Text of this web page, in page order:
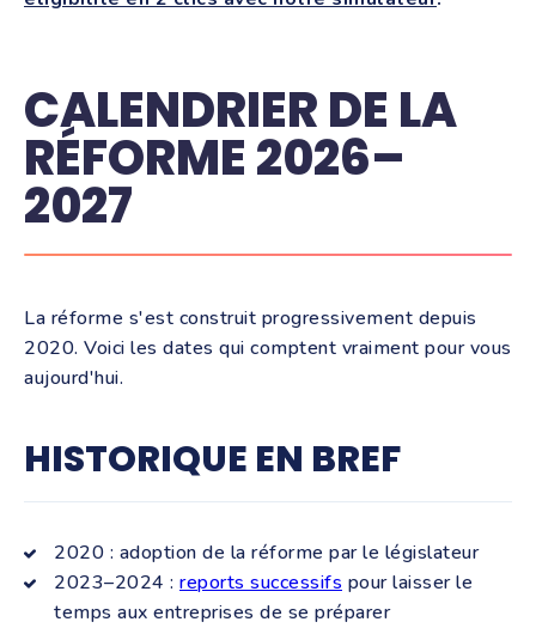
CALENDRIER DE LA
RÉFORME 2026–
2027
La réforme s'est construit progressivement depuis
2020. Voici les dates qui comptent vraiment pour vous
aujourd'hui.
HISTORIQUE EN BREF
2020 : adoption de la réforme par le législateur
2023–2024 : reports successifs pour laisser le
temps aux entreprises de se préparer